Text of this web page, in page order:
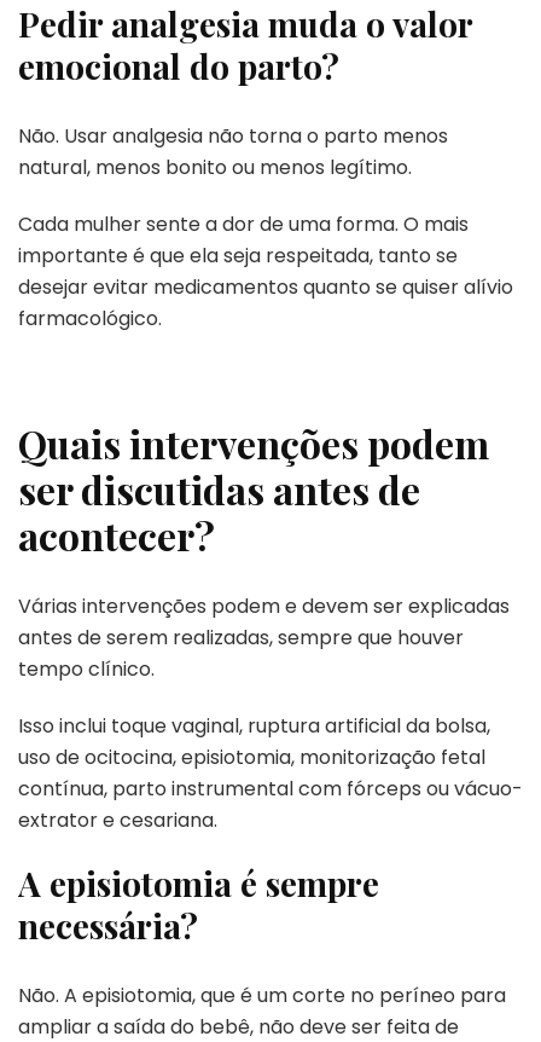
Pedir analgesia muda o valor
emocional do parto?
Não. Usar analgesia não torna o parto menos
natural, menos bonito ou menos legítimo.
Cada mulher sente a dor de uma forma. O mais
importante é que ela seja respeitada, tanto se
desejar evitar medicamentos quanto se quiser alívio
farmacológico.
Quais intervenções podem
ser discutidas antes de
acontecer?
Várias intervenções podem e devem ser explicadas
antes de serem realizadas, sempre que houver
tempo clínico.
Isso inclui toque vaginal, ruptura artificial da bolsa,
uso de ocitocina, episiotomia, monitorização fetal
contínua, parto instrumental com fórceps ou vácuo-
extrator e cesariana.
A episiotomia é sempre
necessária?
Não. A episiotomia, que é um corte no períneo para
ampliar a saída do bebê, não deve ser feita de